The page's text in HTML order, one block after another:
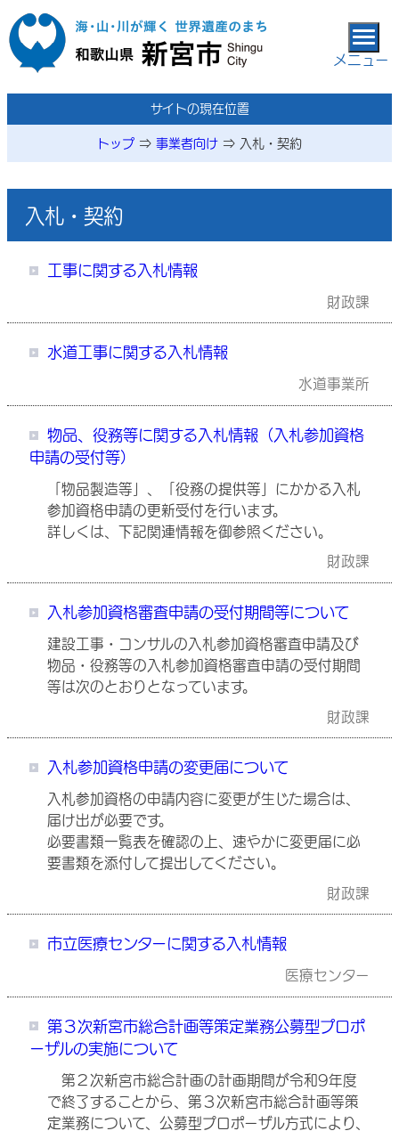
本文へ移動
メニュー
メニューページサイトの現在位置
トップ ⇒ 事業者向け ⇒ 入札・契約
入札・契約
工事に関する入札情報
財政課
水道工事に関する入札情報
水道事業所
物品、役務等に関する入札情報（入札参加資格
申請の受付等）
「物品製造等」、「役務の提供等」にかかる入札
参加資格申請の更新受付を行います。
詳しくは、下記関連情報を御参照ください。
財政課
入札参加資格審査申請の受付期間等について
建設工事・コンサルの入札参加資格審査申請及び
物品・役務等の入札参加資格審査申請の受付期間
等は次のとおりとなっています。
財政課
入札参加資格申請の変更届について
入札参加資格の申請内容に変更が生じた場合は、
届け出が必要です。
必要書類一覧表を確認の上、速やかに変更届に必
要書類を添付して提出してください。
財政課
市立医療センターに関する入札情報
医療センター
第３次新宮市総合計画等策定業務公募型プロポ
ーザルの実施について
第２次新宮市総合計画の計画期間が令和9年度
で終了することから、第３次新宮市総合計画等策
定業務について、公募型プロポーザル方式により、